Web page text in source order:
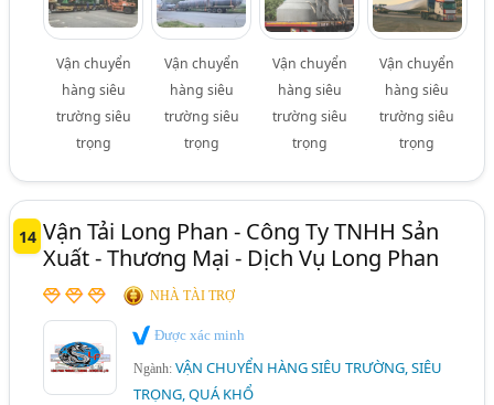
Vận chuyển
hàng siêu
trường siêu
trọng
Vận chuyển
hàng siêu
trường siêu
trọng
Vận chuyển
hàng siêu
trường siêu
trọng
Vận chuyển
hàng siêu
trường siêu
trọng
14 Vận Tải Long Phan - Công Ty TNHH Sản
Xuất - Thương Mại - Dịch Vụ Long Phan
NHÀ TÀI TRỢ
Được xác minh
Ngành:VẬN CHUYỂN HÀNG SIÊU TRƯỜNG, SIÊU
TRỌNG, QUÁ KHỔ